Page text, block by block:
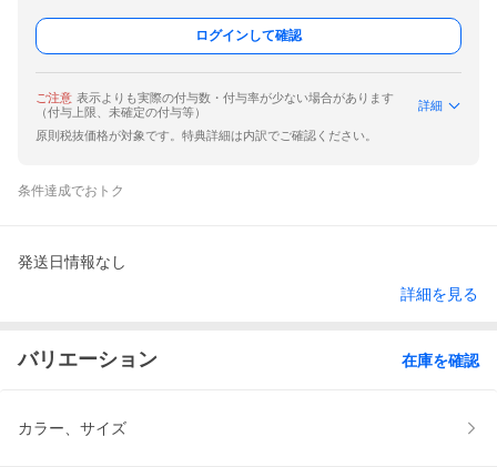
ログインして確認
ご注意 表示よりも実際の付与数・付与率が少ない場合があります
（付与上限、未確定の付与等）
詳細
原則税抜価格が対象です。特典詳細は内訳でご確認ください。
条件達成でおトク
発送日情報なし
詳細を見る
バリエーション 在庫を確認
カラー、サイズ